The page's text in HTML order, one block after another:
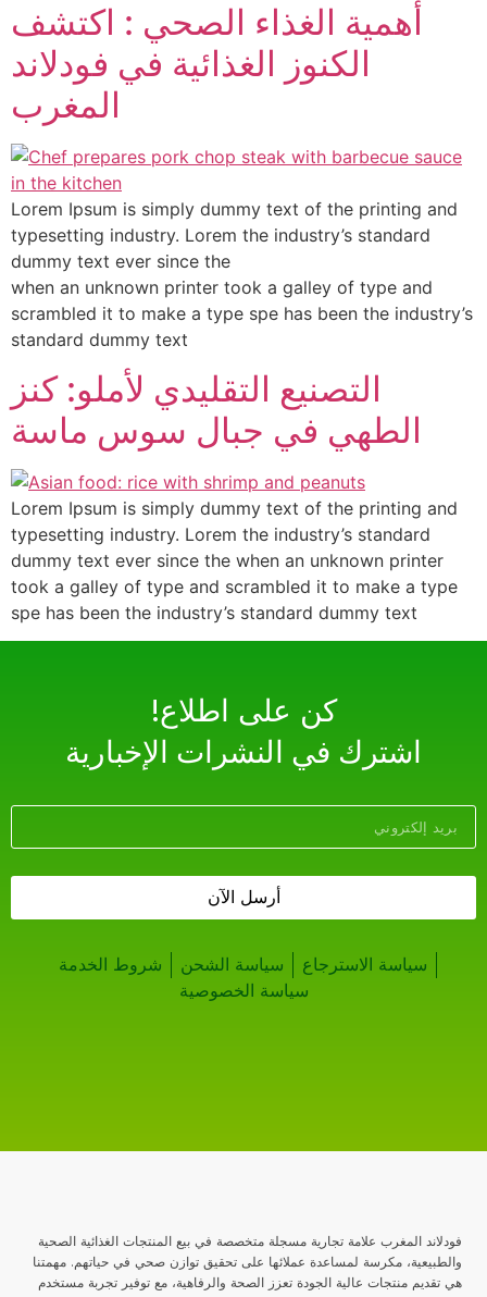
أهمية الغذاء الصحي : اكتشف
الكنوز الغذائية في فودلاند
المغرب
Lorem Ipsum is simply dummy text of the printing and
typesetting industry. Lorem the industry’s standard
dummy text ever since the
when an unknown printer took a galley of type and
scrambled it to make a type spe has been the industry’s
standard dummy text
التصنيع التقليدي لأملو: كنز
الطهي في جبال سوس ماسة
Lorem Ipsum is simply dummy text of the printing and
typesetting industry. Lorem the industry’s standard
dummy text ever since the when an unknown printer
took a galley of type and scrambled it to make a type
spe has been the industry’s standard dummy text
!كن على اطلاع
اشترك في النشرات الإخبارية
أرسل الآن
شروط الخدمة سياسة الشحن
سياسة الاسترجاع
سياسة الخصوصية
فودلاند المغرب علامة تجارية مسجلة متخصصة في بيع المنتجات الغذائية الصحية
والطبيعية، مكرسة لمساعدة عملائها على تحقيق توازن صحي في حياتهم. مهمتنا
هي تقديم منتجات عالية الجودة تعزز الصحة والرفاهية، مع توفير تجربة مستخدم